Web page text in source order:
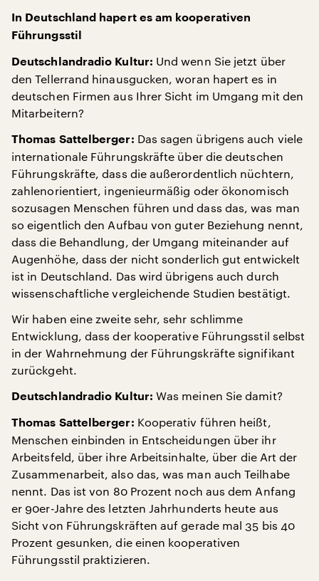
In Deutschland hapert es am kooperativen
Führungsstil
Deutschlandradio Kultur: Und wenn Sie jetzt über
den Tellerrand hinausgucken, woran hapert es in
deutschen Firmen aus Ihrer Sicht im Umgang mit den
Mitarbeitern?
Thomas Sattelberger: Das sagen übrigens auch viele
internationale Führungskräfte über die deutschen
Führungskräfte, dass die außerordentlich nüchtern,
zahlenorientiert, ingenieurmäßig oder ökonomisch
sozusagen Menschen führen und dass das, was man
so eigentlich den Aufbau von guter Beziehung nennt,
dass die Behandlung, der Umgang miteinander auf
Augenhöhe, dass der nicht sonderlich gut entwickelt
ist in Deutschland. Das wird übrigens auch durch
wissenschaftliche vergleichende Studien bestätigt.
Wir haben eine zweite sehr, sehr schlimme
Entwicklung, dass der kooperative Führungsstil selbst
in der Wahrnehmung der Führungskräfte signifikant
zurückgeht.
Deutschlandradio Kultur: Was meinen Sie damit?
Thomas Sattelberger: Kooperativ führen heißt,
Menschen einbinden in Entscheidungen über ihr
Arbeitsfeld, über ihre Arbeitsinhalte, über die Art der
Zusammenarbeit, also das, was man auch Teilhabe
nennt. Das ist von 80 Prozent noch aus dem Anfang
er 90er-Jahre des letzten Jahrhunderts heute aus
Sicht von Führungskräften auf gerade mal 35 bis 40
Prozent gesunken, die einen kooperativen
Führungsstil praktizieren.